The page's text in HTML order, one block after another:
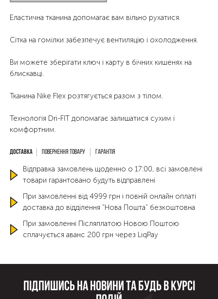
Еластична тканина допомагає вам вільно рухатися.
Сітка на гомілки забезпечує вентиляцію і охолодження.
Ви можете зберігати ключ і карту в бічних кишенях на
блискавці.
Тканина Nike Flex розтягується разом з тілом.
Технологія Dri-FIT допомагає залишатися сухим і
комфортним.
Повернення товару Гарантія
Відправка замовлень щоденно о 17:00, всі замовлені
товари гарантовано будуть відправлені
При замовленні від 4999 грн і повній онлайн оплаті
доставка до відділення "Нова Пошта" безкоштовна
При замовленні Післяплатою Новою Поштою
сплачується аванс 200 грн через LiqPay
Підпишись на новини та будь в курсі